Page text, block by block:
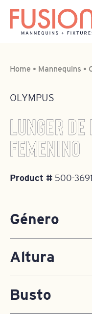
Home • Mannequins •
OLYMPUS
LUNGER
FEMENINO
Product # 500-3691
Género
Altura
Busto